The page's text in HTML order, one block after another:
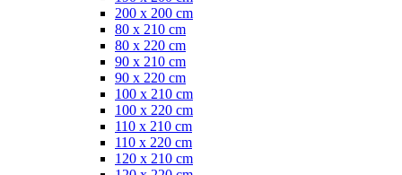
200 x 200 cm
80 x 210 cm
80 x 220 cm
90 x 210 cm
90 x 220 cm
100 x 210 cm
100 x 220 cm
110 x 210 cm
110 x 220 cm
120 x 210 cm